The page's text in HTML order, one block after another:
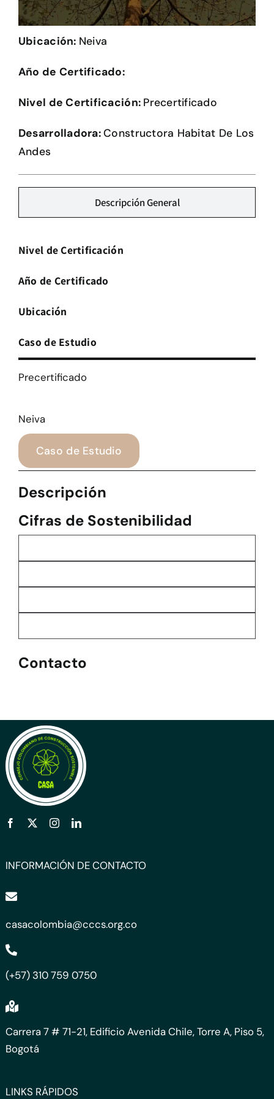
Herramientas
Credenciales
Plataforma CASA
Ubicación: Neiva
Año de Certificado:
Nivel de Certificación: Precertificado
Desarrolladora:Constructora Habitat De Los
Andes
Descripción General
Nivel de Certificación
Año de Certificado
Ubicación
Caso de Estudio
Precertificado
Neiva
Caso de Estudio
Descripción
Cifras de Sostenibilidad
Contacto
INFORMACIÓN DE CONTACTO
casacolombia@cccs.org.co
(+57) 310 759 0750
Carrera 7 # 71-21, Edificio Avenida Chile, Torre A, Piso 5,
Bogotá
LINKS RÁPIDOS